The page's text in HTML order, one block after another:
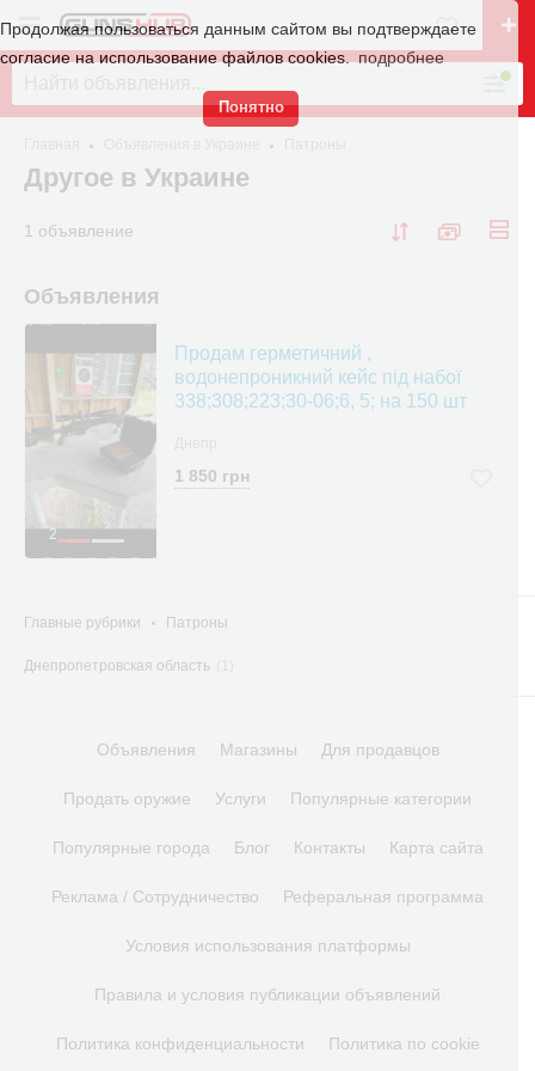
Продолжая пользоваться данным сайтом вы подтверждаете
согласие на использование файлов cookies.
подробнее
Понятно
Другое в Украине
1 объявление
Объявления
2
Продам герметичний ,
водонепроникний кейс під набої
338;308;223;30-06;6, 5; на 150 шт
1 850 грн
Главные рубрики Патроны
Днепропетровская область
Объявления Магазины Для продавцов
Продать оружие Услуги Популярные категории
Популярные города Блог Контакты Карта сайта
Реклама / Сотрудничество Реферальная программа
Условия использования платформы
Правила и условия публикации объявлений
Политика конфиденциальности Политика по cookie